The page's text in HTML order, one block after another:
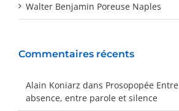
Walter Benjamin Poreuse Naples
Commentaires récents
Alain Koniarz dans Prosopopée
absence, entre parole et silence